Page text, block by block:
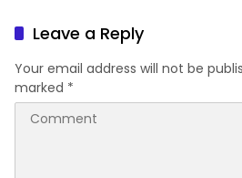
Kehangatan Masyarakat
AcehLeave a Reply
Your email address will not be
marked *